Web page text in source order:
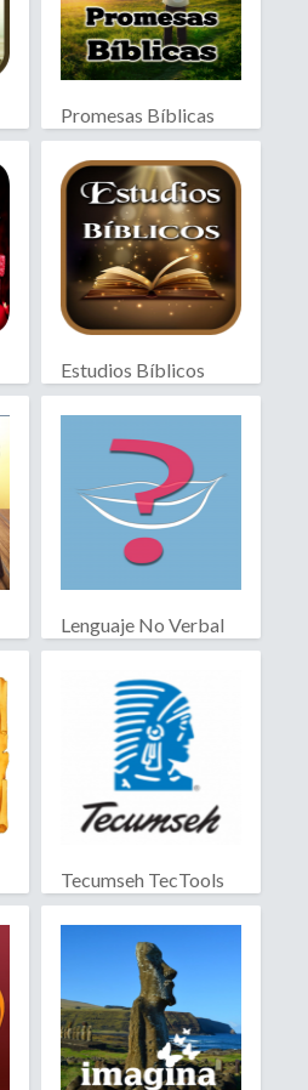
Promesas Bíblicas
Estudios Bíblicos
Lenguaje No Verbal
Tecumseh TecTools